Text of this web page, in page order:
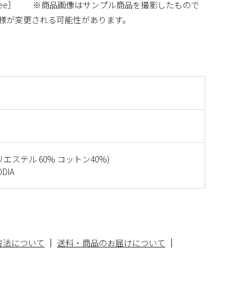
エステル 60% コットン40%)
Tee］ ※商品画像はサンプル商品を撮影したもので
変更される可能性があります。
法について
送料・商品のお届けについて